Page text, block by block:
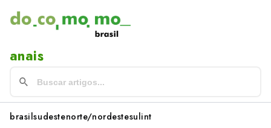
anais
brasilsudestenorte/nordestesulint